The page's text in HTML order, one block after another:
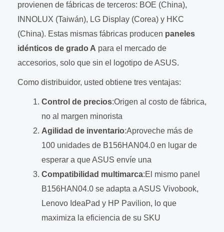
provienen de fábricas de terceros: BOE (China),
INNOLUX (Taiwán), LG Display (Corea) y HKC
(China). Estas mismas fábricas producen paneles
idénticos de grado A para el mercado de
accesorios, solo que sin el logotipo de ASUS.
Como distribuidor, usted obtiene tres ventajas:
Control de precios:Origen al costo de fábrica,
no al margen minorista
Agilidad de inventario:Aproveche más de
100 unidades de B156HAN04.0 en lugar de
esperar a que ASUS envíe una
Compatibilidad multimarca:El mismo panel
B156HAN04.0 se adapta a ASUS Vivobook,
Lenovo IdeaPad y HP Pavilion, lo que
maximiza la eficiencia de su SKU